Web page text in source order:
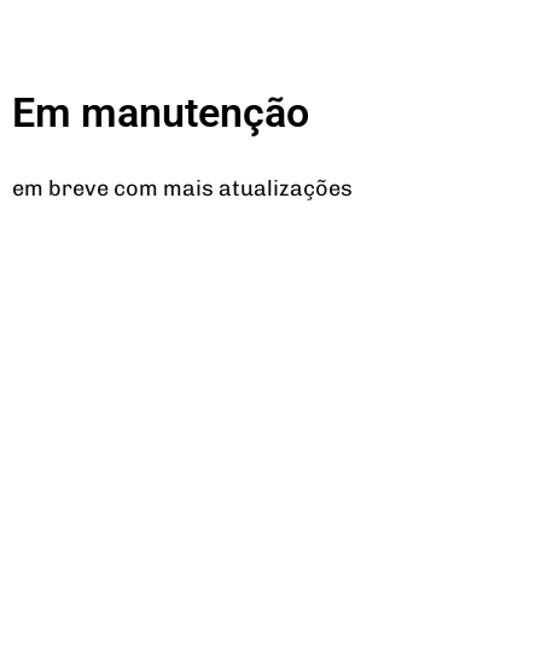
Em manutenção
em breve com mais atualizações